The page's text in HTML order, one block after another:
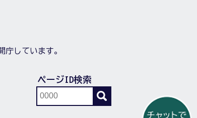
庁しています。
ページID検索